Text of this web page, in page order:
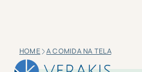
HOME A COMIDA NA TELA